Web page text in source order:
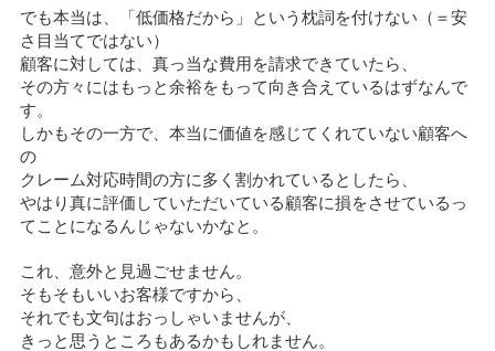
でも本当は、「低価格だから」という枕詞を付けない（＝安
さ目当てではない）
顧客に対しては、真っ当な費用を請求できていたら、
その方々にはもっと余裕をもって向き合えているはずなんで
す。
しかもその一方で、本当に価値を感じてくれていない顧客へ
の
クレーム対応時間の方に多く割かれているとしたら、
やはり真に評価していただいている顧客に損をさせているっ
てことになるんじゃないかなと。
これ、意外と見過ごせません。
そもそもいいお客様ですから、
それでも文句はおっしゃいませんが、
きっと思うところもあるかもしれません。